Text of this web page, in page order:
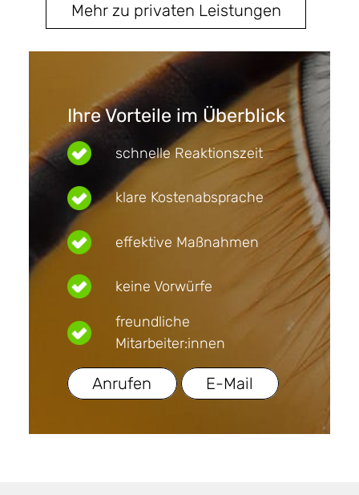
Mehr zu privaten Leistungen
Ihre Vorteile im Überblick
schnelle Reaktionszeit
klare Kostenabsprache
effektive Maßnahmen
keine Vorwürfe
freundliche
Mitarbeiter:innen
Anrufen E-Mail